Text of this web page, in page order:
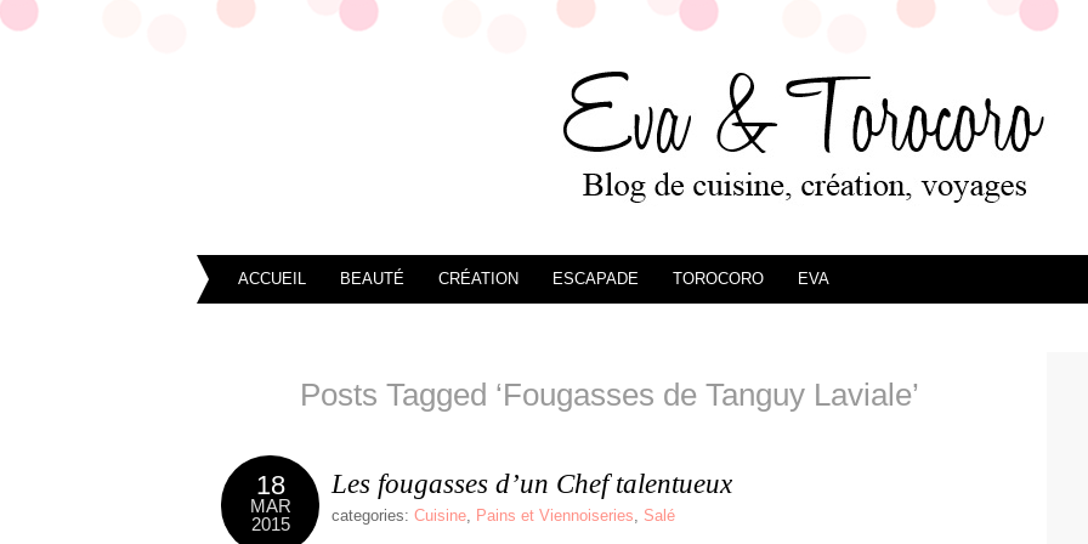
ACCUEIL BEAUTÉ CRÉATION ESCAPADE TOROCORO EVA
Posts Tagged ‘Fougasses de Tanguy Laviale’
18
MAR
2015
Les fougasses d’un Chef talentueux
categories: Cuisine, Pains et Viennoiseries, Salé